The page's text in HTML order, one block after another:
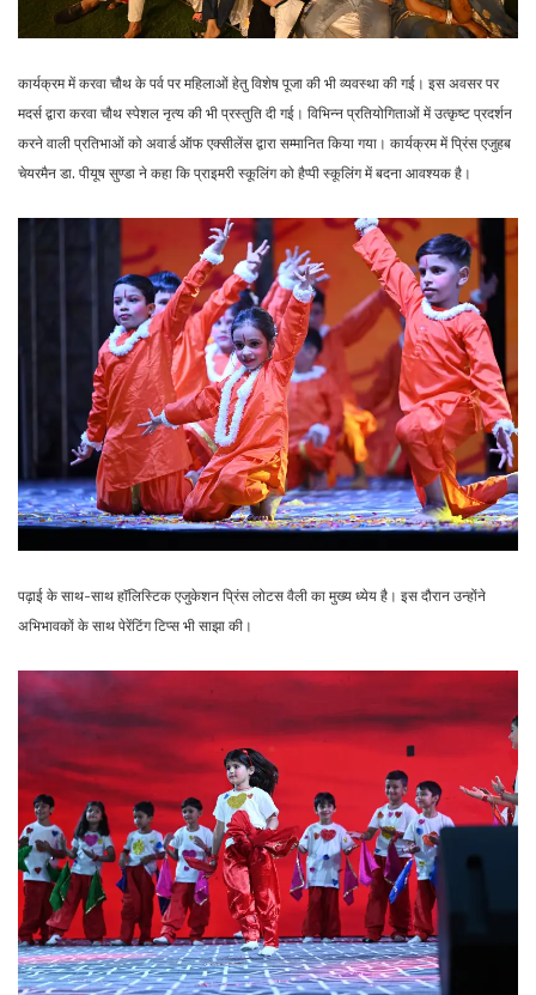
कार्यक्रम में करवा चौथ के पर्व पर महिलाओं हेतु विशेष पूजा की भी व्यवस्था की गई। इस अवसर पर
मदर्स द्वारा करवा चौथ स्पेशल नृत्य की भी प्रस्तुति दी गई। विभिन्न प्रतियोगिताओं में उत्कृष्ट प्रदर्शन
करने वाली प्रतिभाओं को अवार्ड ऑफ एक्सीलेंस द्वारा सम्मानित किया गया। कार्यक्रम में प्रिंस एजुहब
चेयरमैन डा. पीयूष सुण्डा ने कहा कि प्राइमरी स्कूलिंग को हैप्पी स्कूलिंग में बदना आवश्यक है।
पढ़ाई के साथ-साथ हाॅलिस्टिक एजुकेशन प्रिंस लोटस वैली का मुख्य ध्येय है। इस दौरान उन्होंने
अभिभावकों के साथ पेरेंटिंग टिप्स भी साझा की।